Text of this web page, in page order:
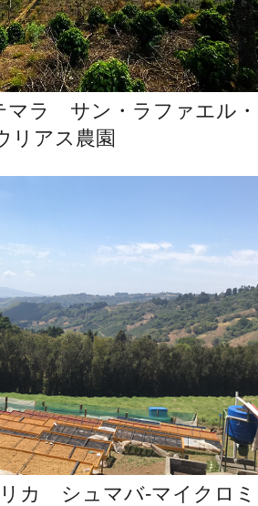
マラ サン・ラファエル・
リアス農園
カ シュマバ‐マイクロミ